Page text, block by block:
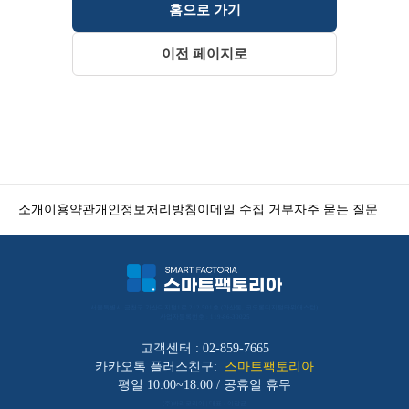
홈으로 가기
이전 페이지로
소개 이용약관개인정보처리방침 이메일 수집 거부자주 묻는 질문
고객센터 : 02-859-7665
카카오톡 플러스친구:
스마트팩토리아
평일 10:00~18:00 / 공휴일 휴무